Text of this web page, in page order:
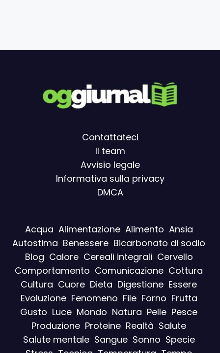
Contattateci
Il team
Avvisio legale
Informativa sulla privacy
DMCA
Acqua Alimentazione Alimento Ansia
Autostima Benessere Bicarbonato di sodio
Blog Calore Cereali integrali Cervello
Comportamento Comunicazione Cottura
Cultura Cuore Dieta Digestione Essere
Evoluzione Fenomeno File Forno Frutta
Gusto Luce Mondo Natura Pelle Pesce
Produzione Proteine Realtà Salute
Salute mentale Sangue Sonno Specie